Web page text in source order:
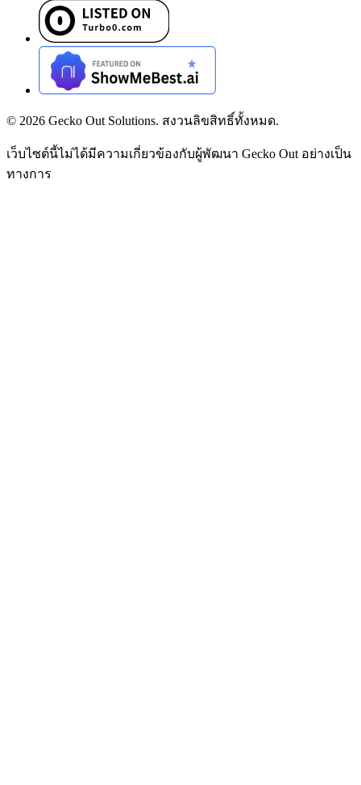
© 2026 Gecko Out Solutions. สงวนลิขสิทธิ์ทั้งหมด.
เว็บไซต์นี้ไม่ได้มีความเกี่ยวข้องกับผู้พัฒนา Gecko Out อย่างเป็น
ทางการ